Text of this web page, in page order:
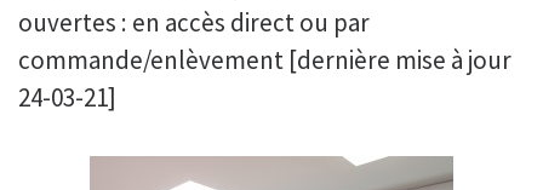
ouvertes : en accès direct ou par
commande/enlèvement [dernière mise à jour
24-03-21]